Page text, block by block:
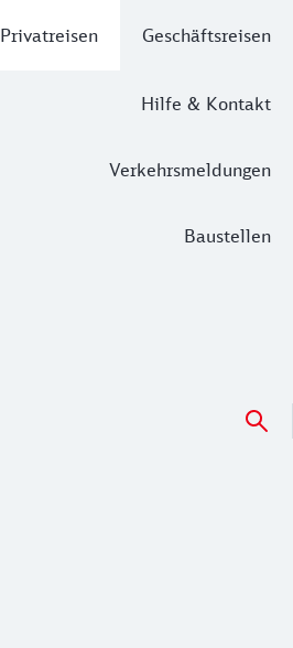
Privatreisen Geschäftsreisen
Hilfe & Kontakt
Verkehrsmeldungen
Baustellen